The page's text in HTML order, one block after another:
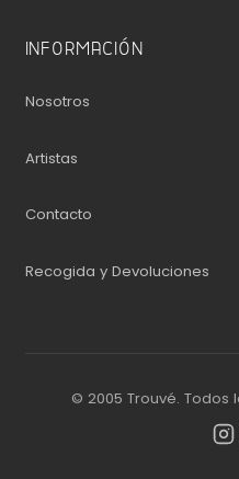
INFORMACIÓN
Nosotros
Artistas
Contacto
Recogida y Devoluciones
© 2005 Trouvé.